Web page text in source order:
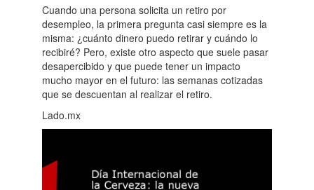
Cuando una persona solicita un retiro por
desempleo, la primera pregunta casi siempre es la
misma: ¿cuánto dinero puedo retirar y cuándo lo
recibiré? Pero, existe otro aspecto que suele pasar
desapercibido y que puede tener un impacto
mucho mayor en el futuro: las semanas cotizadas
que se descuentan al realizar el retiro.
Lado.mx